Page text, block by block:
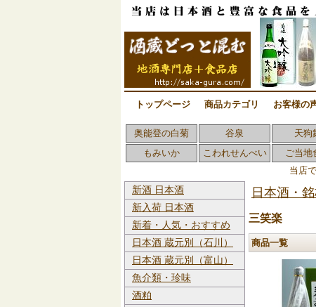
トップページ 商品カテゴリ お客様の
奥能登の白菊 谷泉 天狗
もみいか
こわれせんべい ご当地
当店
新酒 日本酒
新入荷 日本酒
新着・人気・おすすめ
日本酒 蔵元別（石川）
日本酒 蔵元別（富山）
魚介類・珍味
酒粕
日本酒・
三笑楽
商品一覧